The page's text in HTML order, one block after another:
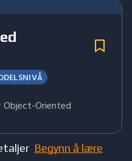
Object-Oriented
Begynn å lære